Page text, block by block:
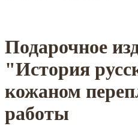
Подарочное
"История
кожаном
работы